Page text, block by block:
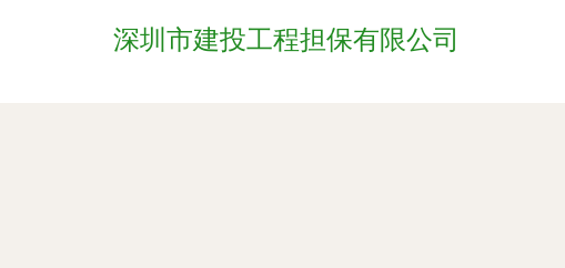
深圳市建投工程担保有限公司